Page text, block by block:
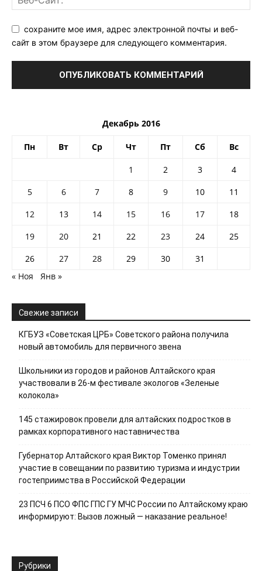
сохраните мое имя, адрес электронной почты и веб-
сайт в этом браузере для следующего комментария.
Декабрь 2016
Пн Вт Ср Чт Пт Сб Вс
1 2 3
4
5
6 7 8 9 10
11
12
13 14 15 16 17
18
19
20 21 22 23 24
25
26
27 28 29 30
31
« Ноя
Янв »
Свежие записи
КГБУЗ «Советская ЦРБ» Советского района получила
новый автомобиль для первичного звена
Школьники из городов и районов Алтайского края
участвовали в 26-м фестивале экологов «Зеленые
колокола»
145 стажировок провели для алтайских подростков в
рамках корпоративного наставничества
Губернатор Алтайского края Виктор Томенко принял
участие в совещании по развитию туризма и индустрии
гостеприимства в Российской Федерации
23 ПСЧ 6 ПСО ФПС ГПС ГУ МЧС России по Алтайскому краю
информируют: Вызов ложный — наказание реальное!
Рубрики